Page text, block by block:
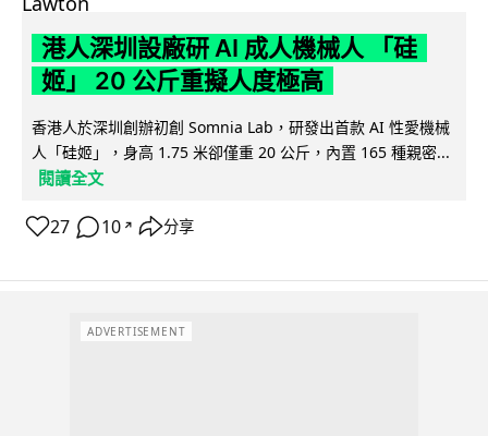
港人深圳設廠研 AI 成人機械人 「硅
姬」 20 公斤重擬人度極高
香港人於深圳創辦初創 Somnia Lab，研發出首款 AI 性愛機械
人「硅姬」，身高 1.75 米卻僅重 20 公斤，內置 165 種親密...
閱讀全文
27 10 ↗ 分享
ADVERTISEMENT